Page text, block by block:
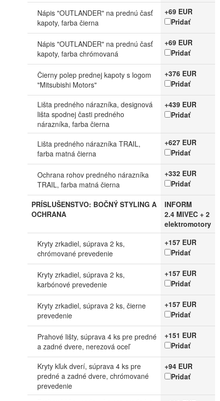
Nápis "OUTLANDER" na prednú časť
kapoty, farba čierna
+69 EUR
Pridať
Nápis "OUTLANDER" na prednú časť
kapoty, farba chrómovaná
+69 EUR
Pridať
Čierny polep prednej kapoty s logom
"Mitsubishi Motors"
+376 EUR
Pridať
Lišta predného nárazníka, designová
lišta spodnej časti predného
nárazníka, farba čierna
+439 EUR
Pridať
Lišta predného nárazníka TRAIL,
farba matná čierna
+627 EUR
Pridať
Ochrana rohov predného nárazníka
TRAIL, farba matná čierna
+332 EUR
Pridať
PRÍSLUŠENSTVO: BOČNÝ STYLING A
OCHRANA
INFORM
2.4 MIVEC + 2
elektromotory
Kryty zrkadiel, súprava 2 ks,
chrómované prevedenie
+157 EUR
Pridať
Kryty zrkadiel, súprava 2 ks,
karbónové prevedenie
+157 EUR
Pridať
Kryty zrkadiel, súprava 2 ks, čierne
prevedenie
+157 EUR
Pridať
Prahové lišty, súprava 4 ks pre predné
a zadné dvere, nerezová oceľ
+151 EUR
Pridať
Kryty kľuk dverí, súprava 4 ks pre
predné a zadné dvere, chrómované
prevedenie
+94 EUR
Pridať